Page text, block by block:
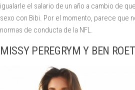
igualarle el salario de un año a cambio de
sexo con Bibi. Por el momento, parece que
normas de conducta de la NFL.
MISSY PEREGRYM Y BEN